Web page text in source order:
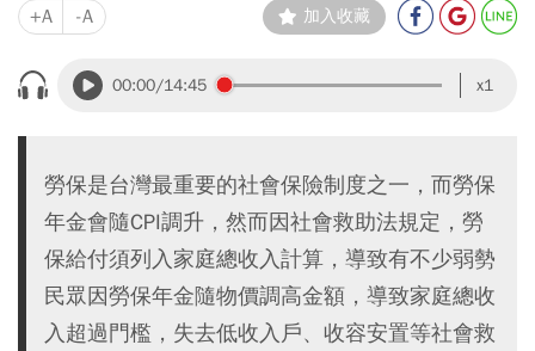
+A -A 加入收藏
00:00/14:45 x1
勞保是台灣最重要的社會保險制度之一，而勞保
年金會隨CPI調升，然而因社會救助法規定，勞
保給付須列入家庭總收入計算，導致有不少弱勢
民眾因勞保年金隨物價調高金額，導致家庭總收
入超過門檻，失去低收入戶、收容安置等社會救